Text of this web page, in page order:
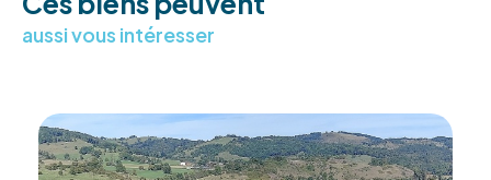
aussi vous intéresser